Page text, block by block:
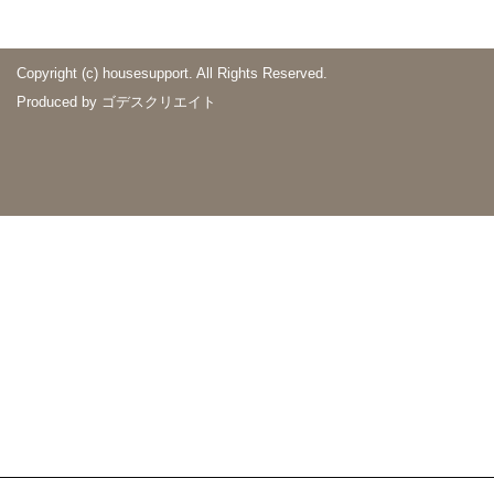
Copyright (c) housesupport. All Rights Reserved.
Produced by ゴデスクリエイト